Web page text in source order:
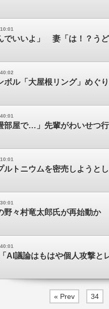
でいいよ」 妻「は！？う
ボル「大屋根リング」めぐ
部屋で…」先輩がわいせ
ルトニウムを密売しよう
野々村竜太郎氏が再始動か
AI議論はもはや個人攻撃と
« Prev 34